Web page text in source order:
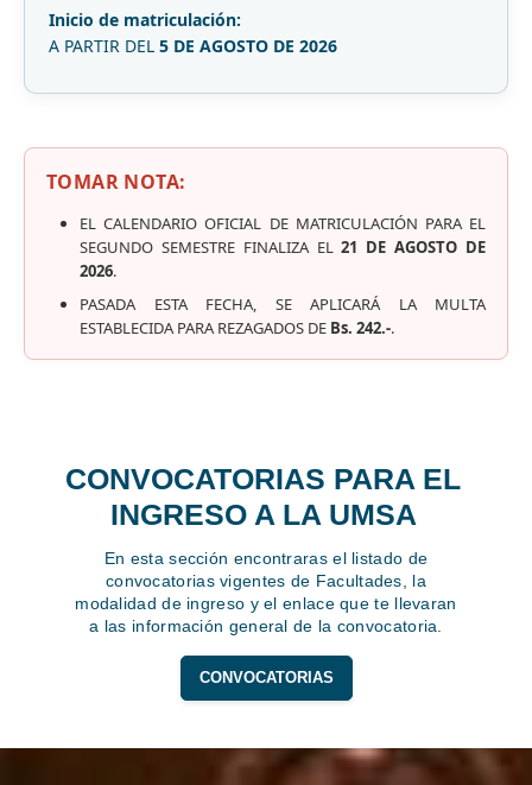
Inicio de matriculación:
A PARTIR DEL 5 DE AGOSTO DE 2026
TOMAR NOTA:
EL CALENDARIO OFICIAL DE MATRICULACIÓN PARA EL
SEGUNDO SEMESTRE FINALIZA EL21 DE AGOSTO DE
2026.
PASADA ESTA FECHA, SE APLICARÁ LA MULTA
ESTABLECIDA PARA REZAGADOS DE Bs. 242.-.
CONVOCATORIAS PARA EL
INGRESO A LA UMSA
En esta sección encontraras el listado de
convocatorias vigentes de Facultades, la
modalidad de ingreso y el enlace que te llevaran
a las información general de la convocatoria.
CONVOCATORIAS